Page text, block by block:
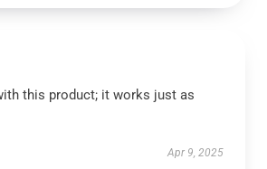
this product; it works just as
Apr 9, 2025